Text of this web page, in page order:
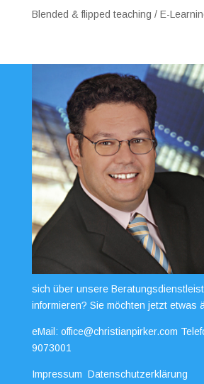
Blended & flipped teaching / E-
sich über unsere
informieren? Sie möchten jetzt etwas
eMail: office@christianpirker.com
9073001
Impressum Datenschutzerklärung